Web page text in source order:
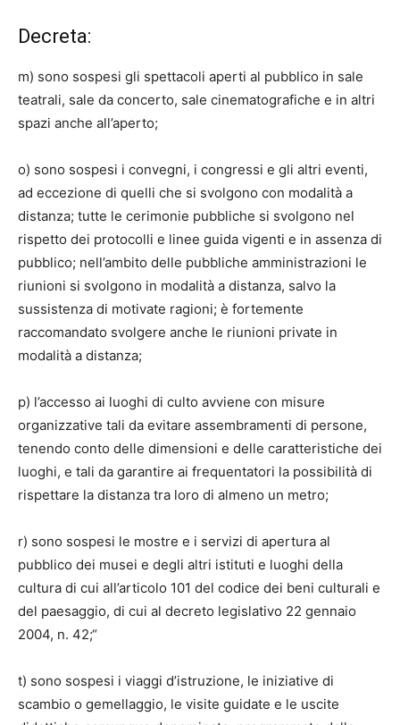
Decreta:
m) sono sospesi gli spettacoli aperti al pubblico in sale
teatrali, sale da concerto, sale cinematografiche e in altri
spazi anche all’aperto;
o) sono sospesi i convegni, i congressi e gli altri eventi,
ad eccezione di quelli che si svolgono con modalità a
distanza; tutte le cerimonie pubbliche si svolgono nel
rispetto dei protocolli e linee guida vigenti e in assenza di
pubblico; nell’ambito delle pubbliche amministrazioni le
riunioni si svolgono in modalità a distanza, salvo la
sussistenza di motivate ragioni; è fortemente
raccomandato svolgere anche le riunioni private in
modalità a distanza;
p) l’accesso ai luoghi di culto avviene con misure
organizzative tali da evitare assembramenti di persone,
tenendo conto delle dimensioni e delle caratteristiche dei
luoghi, e tali da garantire ai frequentatori la possibilità di
rispettare la distanza tra loro di almeno un metro;
r) sono sospesi le mostre e i servizi di apertura al
pubblico dei musei e degli altri istituti e luoghi della
cultura di cui all’articolo 101 del codice dei beni culturali e
del paesaggio, di cui al decreto legislativo 22 gennaio
2004, n. 42;“
t) sono sospesi i viaggi d’istruzione, le iniziative di
scambio o gemellaggio, le visite guidate e le uscite